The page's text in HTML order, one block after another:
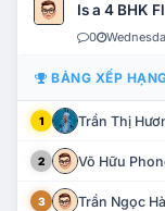
Is a 4 BHK
0
BẢNG XẾP
1 Trần Thị
2 Võ Hữu
3 Trần Ngọc Hà